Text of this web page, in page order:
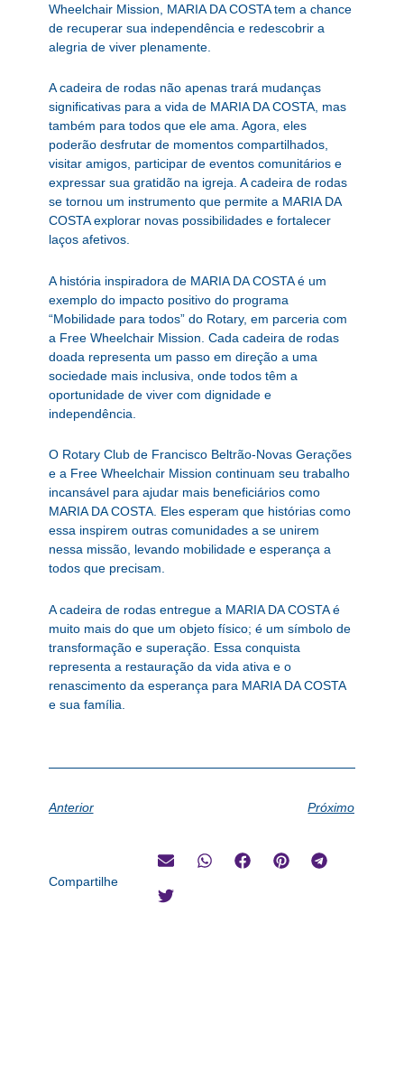
Wheelchair Mission, MARIA DA COSTA tem a chance
de recuperar sua independência e redescobrir a
alegria de viver plenamente.
A cadeira de rodas não apenas trará mudanças
significativas para a vida de MARIA DA COSTA, mas
também para todos que ele ama. Agora, eles
poderão desfrutar de momentos compartilhados,
visitar amigos, participar de eventos comunitários e
expressar sua gratidão na igreja. A cadeira de rodas
se tornou um instrumento que permite a MARIA DA
COSTA explorar novas possibilidades e fortalecer
laços afetivos.
A história inspiradora de MARIA DA COSTA é um
exemplo do impacto positivo do programa
“Mobilidade para todos” do Rotary, em parceria com
a Free Wheelchair Mission. Cada cadeira de rodas
doada representa um passo em direção a uma
sociedade mais inclusiva, onde todos têm a
oportunidade de viver com dignidade e
independência.
O Rotary Club de Francisco Beltrão-Novas Gerações
e a Free Wheelchair Mission continuam seu trabalho
incansável para ajudar mais beneficiários como
MARIA DA COSTA. Eles esperam que histórias como
essa inspirem outras comunidades a se unirem
nessa missão, levando mobilidade e esperança a
todos que precisam.
A cadeira de rodas entregue a MARIA DA COSTA é
muito mais do que um objeto físico; é um símbolo de
transformação e superação. Essa conquista
representa a restauração da vida ativa e o
renascimento da esperança para MARIA DA COSTA
e sua família.
Anterior Próximo
Compartilhe